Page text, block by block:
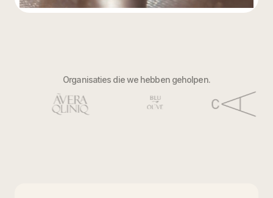
Organisaties die we hebben geholpen.